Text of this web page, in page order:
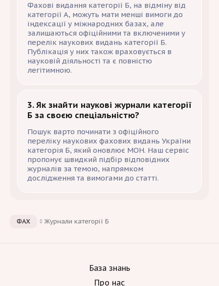
Фахові видання категорії Б, на відміну від
категорії А, можуть мати менші вимоги до
індексації у міжнародних базах, але
залишаються офіційними та включеними у
перелік наукових видань категорії Б.
Публікація у них також враховується в
науковій діяльності та є повністю
легітимною.
3. Як знайти наукові журнали категорії
Б за своєю спеціальністю?
Пошук варто починати з офіційного
переліку наукових фахових видань України
категорія Б, який оновлює МОН. Наш сервіс
пропонує швидкий підбір відповідних
журналів за темою, напрямком
дослідження та вимогами до статті.
ФАХ Журнали категорії Б
База знань
Про нас